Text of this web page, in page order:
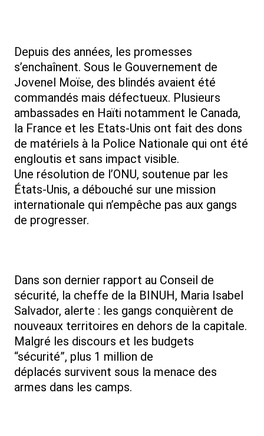
Depuis des années, les promesses
s’enchaînent. Sous le Gouvernement de
Jovenel Moïse, des blindés avaient été
commandés mais défectueux. Plusieurs
ambassades en Haïti notamment le Canada,
la France et les Etats-Unis ont fait des dons
de matériels à la Police Nationale qui ont été
engloutis et sans impact visible.
Une résolution de l’ONU, soutenue par les
États-Unis, a débouché sur une mission
internationale qui n’empêche pas aux gangs
de progresser.
Dans son dernier rapport au Conseil de
sécurité, la cheffe de la BINUH, Maria Isabel
Salvador, alerte : les gangs conquièrent de
nouveaux territoires en dehors de la capitale.
Malgré les discours et les budgets
“sécurité”, plus 1 million de
déplacés survivent sous la menace des
armes dans les camps.